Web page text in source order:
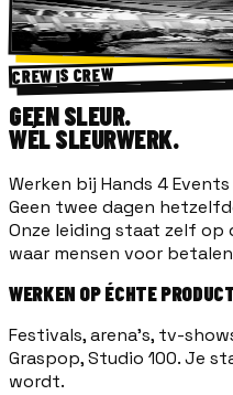
WORD CREW
CREW · 2026 · OPEN
#NOCREWNOSHOW
CREW IS CREW
GEEN SLEUR.
WÉL SLEURWERK.
Werken bij Hands 4
Geen twee dagen
Onze leiding staat zelf op
waar mensen voor
WERKEN OP ÉCHTE
Festivals, arena’s, tv-
Graspop, Studio 100. Je
wordt.